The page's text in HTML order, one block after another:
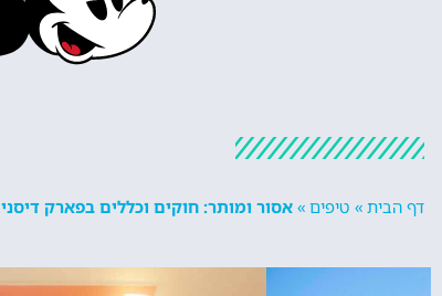
דף הבית » טיפים » אסור ומותר: חוקים וכללים בפארק דיסני